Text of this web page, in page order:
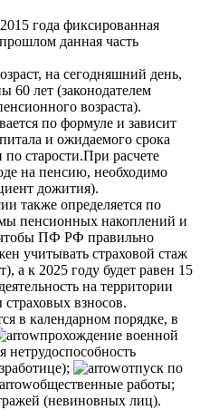
года фиксированная
данная часть
на сегодняшний день,
лет (законодателем
возраста).
по формуле и зависит
и ожидаемого срока
старости.При расчете
на пенсию, необходимо
дожития).
также определяется по
пенсионных накоплений и
ПФ РФ правильно
учитывать страховой стаж
а к 2025 году будет равен 15
на территории
взносов.
в календарном порядке, в
прохождение военной
нетрудоспособность
отпуск по
общественные работы;
(невиновных лиц).